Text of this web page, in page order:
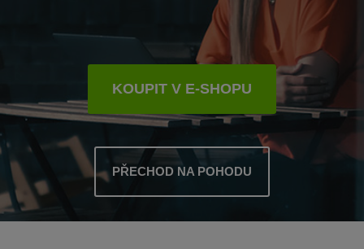
KOUPIT V E-SHOPU
PŘECHOD NA POHODU